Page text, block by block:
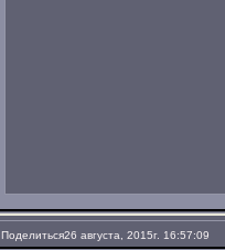
Поделиться26 августа, 2015г. 16:57:09